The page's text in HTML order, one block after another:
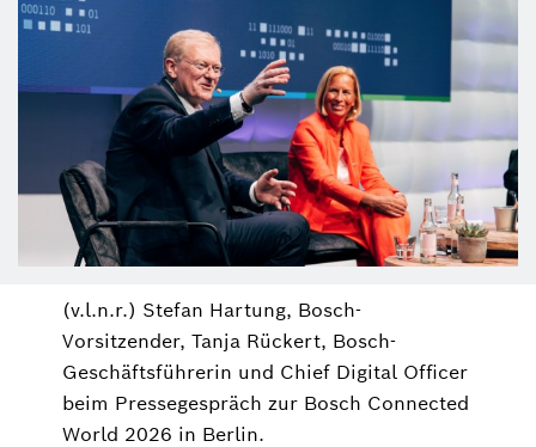
(v.l.n.r.) Stefan Hartung, Bosch-
Vorsitzender, Tanja Rückert, Bosch-
Geschäftsführerin und Chief Digital Officer
beim Pressegespräch zur Bosch Connected
World 2026 in Berlin.